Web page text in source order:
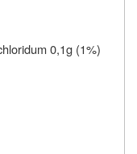
0,1g (1%)